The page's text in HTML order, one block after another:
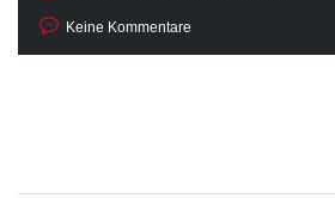
Keine Kommentare